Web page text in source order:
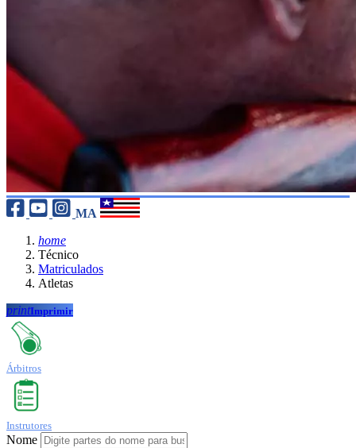
MA
home
Técnico
Matriculados
Atletas
printImprimir
Árbitros
Instrutores
Nome